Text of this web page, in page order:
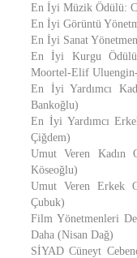
En İyi Müzik Ödülü:
En İyi Görüntü
En İyi Sanat
En İyi Kurgu
Moortel-Elif
En İyi Yardımcı
Bankoğlu)
En İyi Yardımcı
Çiğdem)
Umut Veren Kadın
Köseoğlu)
Umut Veren Erkek
Çubuk)
Film Yönetmenleri
Daha (Nisan Dağ)
SİYAD Cüneyt